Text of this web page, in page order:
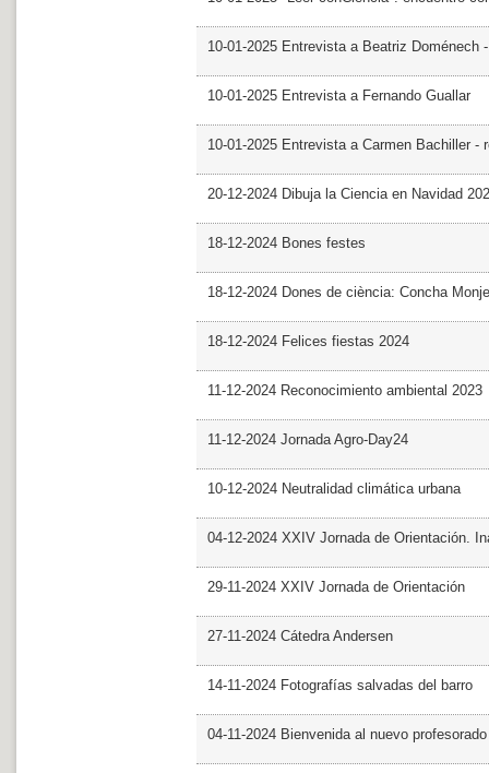
10-01-2025 Entrevista a Beatriz Doménech
10-01-2025 Entrevista a Fernando Guallar
10-01-2025 Entrevista a Carmen Bachiller -
20-12-2024 Dibuja la Ciencia en Navidad
18-12-2024 Bones festes
18-12-2024 Dones de ciència: Concha Monje
18-12-2024 Felices fiestas 2024
11-12-2024 Reconocimiento ambiental 2023
11-12-2024 Jornada Agro-Day24
10-12-2024 Neutralidad climática urbana
04-12-2024 XXIV Jornada de Orientación.
29-11-2024 XXIV Jornada de Orientación
27-11-2024 Cátedra Andersen
14-11-2024 Fotografías salvadas del barro
04-11-2024 Bienvenida al nuevo profesorado